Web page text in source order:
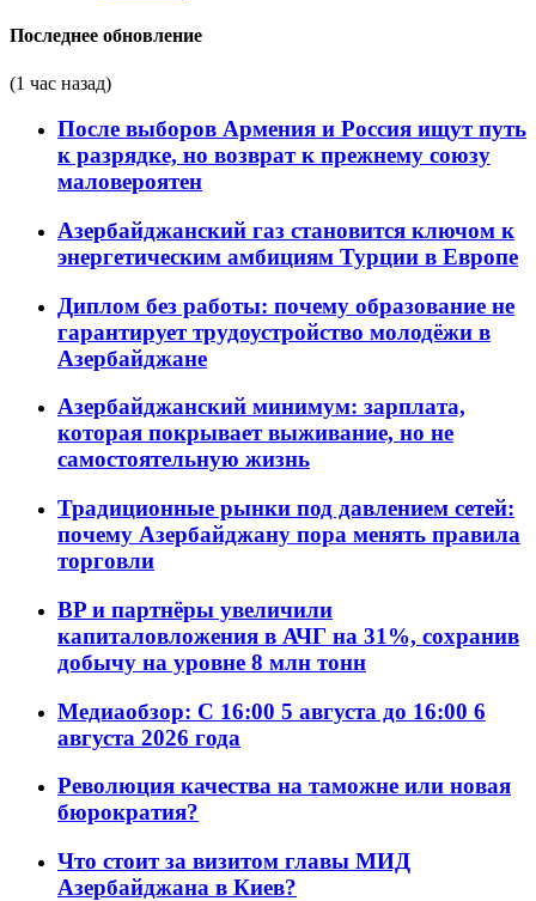
Последнее обновление
(1 час назад)
После выборов Армения и Россия ищут путь
к разрядке, но возврат к прежнему союзу
маловероятен
Азербайджанский газ становится ключом к
энергетическим амбициям Турции в Европе
Диплом без работы: почему образование не
гарантирует трудоустройство молодёжи в
Азербайджане
Азербайджанский минимум: зарплата,
которая покрывает выживание, но не
самостоятельную жизнь
Традиционные рынки под давлением сетей:
почему Азербайджану пора менять правила
торговли
BP и партнёры увеличили
капиталовложения в АЧГ на 31%, сохранив
добычу на уровне 8 млн тонн
Медиаобзор: С 16:00 5 августа до 16:00 6
августа 2026 года
Революция качества на таможне или новая
бюрократия?
Что стоит за визитом главы МИД
Азербайджана в Киев?